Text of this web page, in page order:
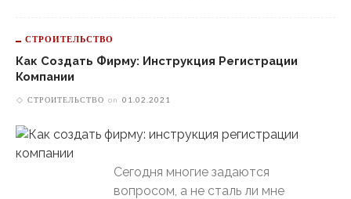
СТРОИТЕЛЬСТВО
Как Создать Фирму: Инструкция Регистрации
Компании
СТРОИТЕЛЬСТВО on 01.02.2021
Сегодня многие задаются
вопросом, а не сталь ли мне